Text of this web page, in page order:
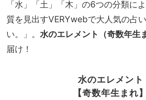
を
「水」「土」「木」の6つの分類に
質を見出すVERYwebで大人気の占
い。」。 水のエレメント（奇数年生
届け！
水のエレメント
【奇数年生まれ】